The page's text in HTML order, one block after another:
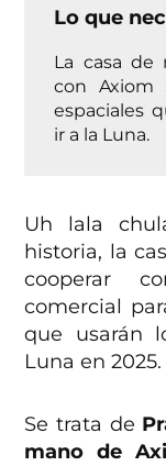
Lo que
La casa de
con Axiom
espaciales
ir a la Luna.
Uh lala
historia, la
cooperar
comercial
que usarán
Luna en 2025.
Se trata de
mano de